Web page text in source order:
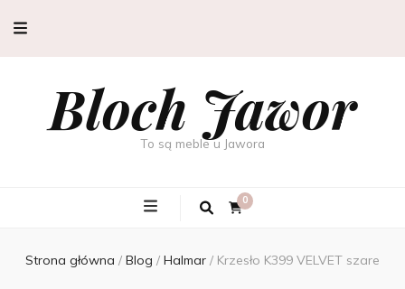
Bloch Jawor
To są meble u Jawora
0
Strona główna / Blog / Halmar / Krzesło K399 VELVET szare